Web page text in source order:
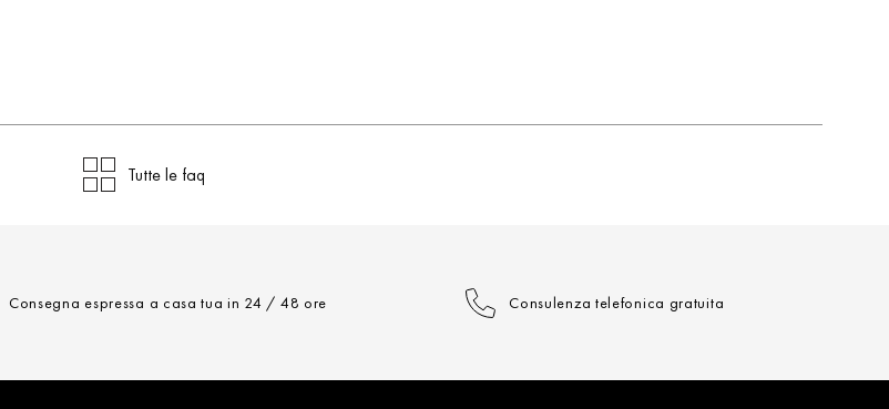
Tutte le faq
Consegna espressa a casa tua in 24 / 48 ore Consulenza telefonica gratuita